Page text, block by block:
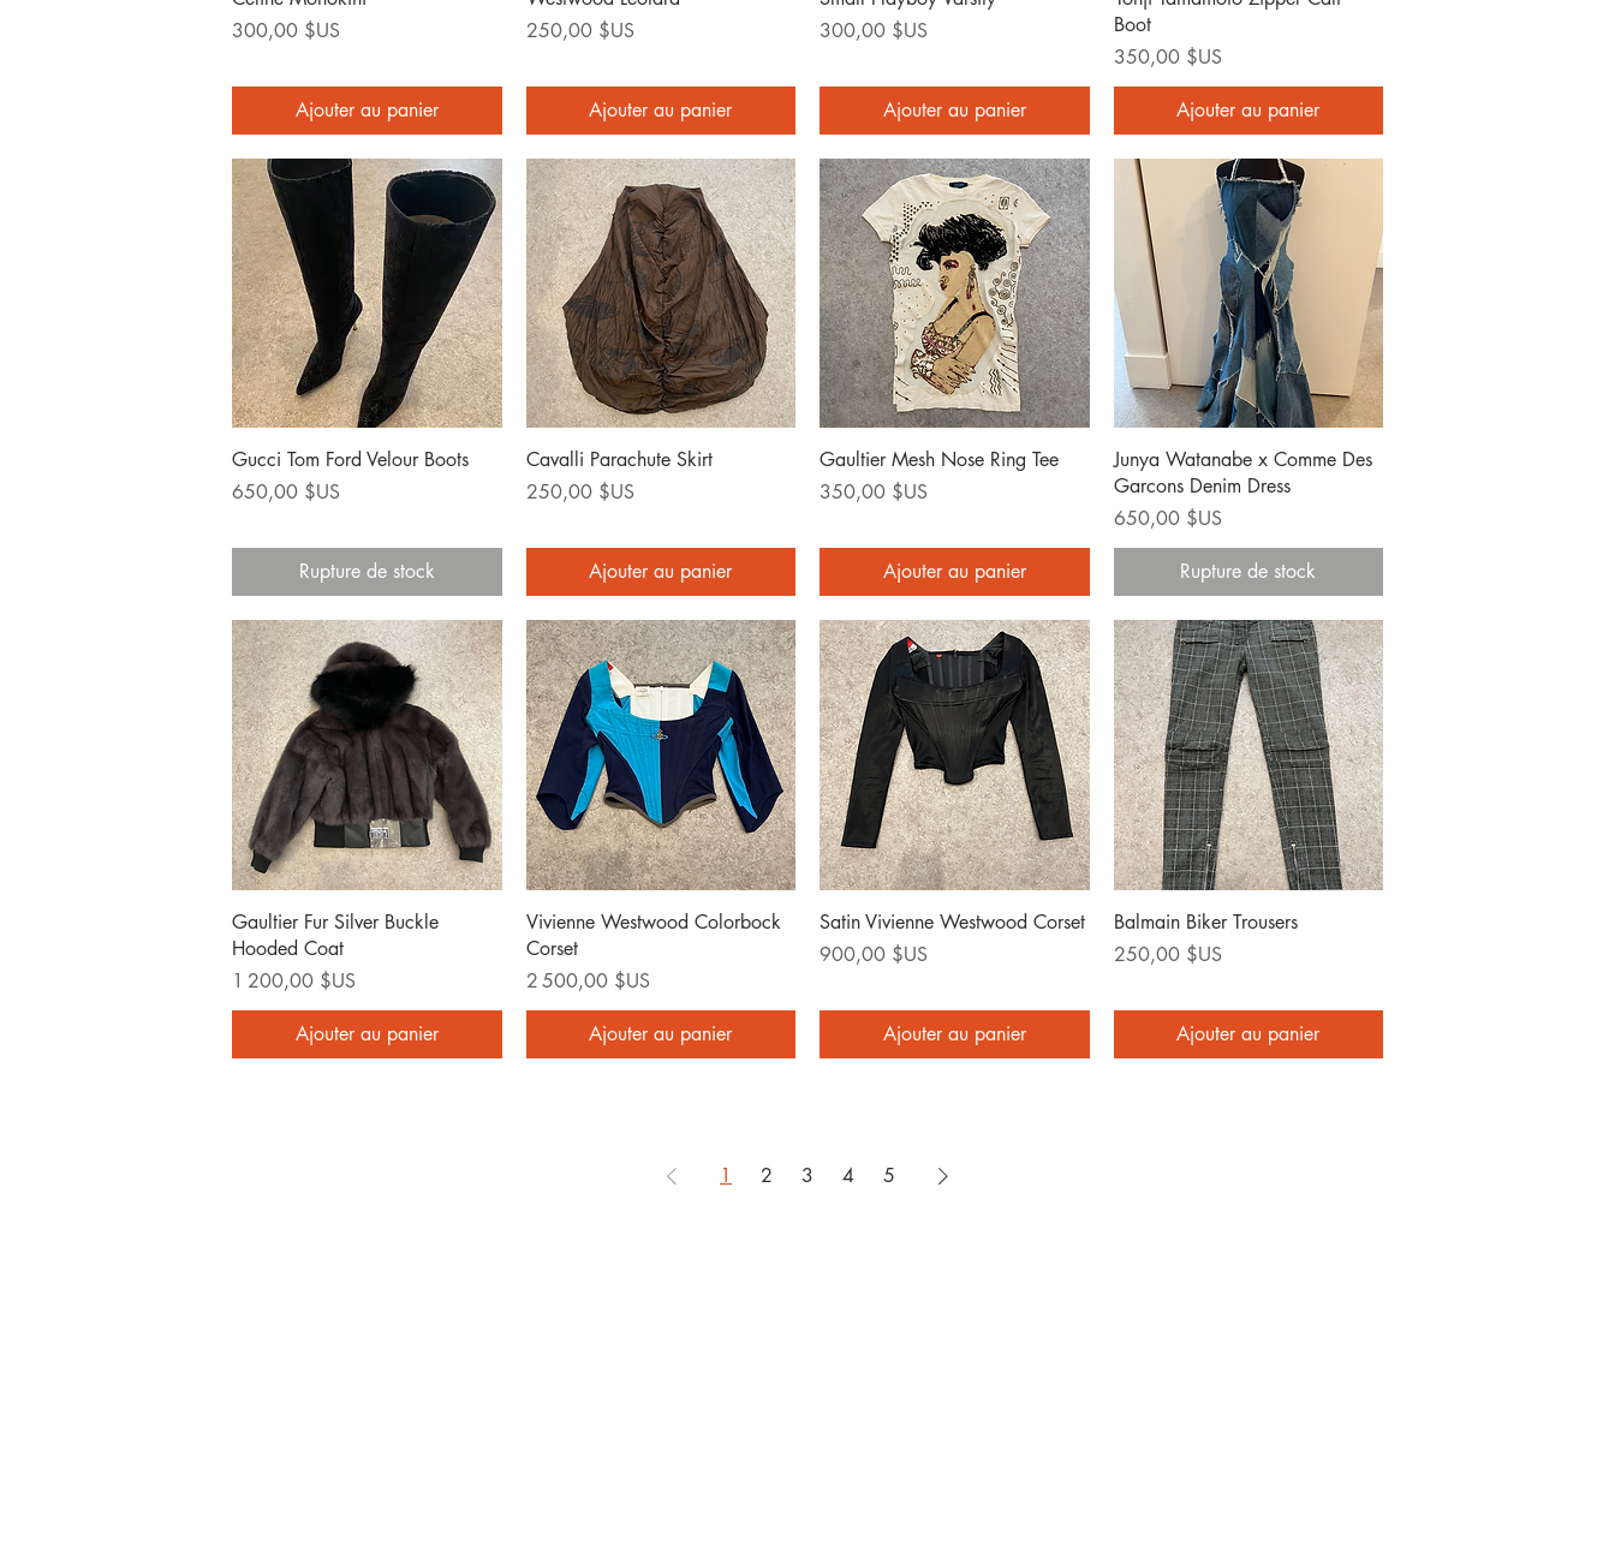
Prix
300,00 $US
Ajouter au panier
Prix
250,00 $US
Ajouter au panier
Prix
300,00 $US
Ajouter au panier
Boot
Prix
350,00 $US
Ajouter au panier
Aperçu rapide
Gucci Tom Ford Velour Boots
Prix
650,00 $US
Rupture de stock
Aperçu rapide
Cavalli Parachute Skirt
Prix
250,00 $US
Ajouter au panier
Aperçu rapide
Gaultier Mesh Nose Ring Tee
Prix
350,00 $US
Ajouter au panier
Aperçu rapide
Junya Watanabe x Comme Des
Garcons Denim Dress
Prix
650,00 $US
Rupture de stock
Aperçu rapide
Gaultier Fur Silver Buckle
Hooded Coat
Prix
1 200,00 $US
Ajouter au panier
Aperçu rapide
Vivienne Westwood Colorbock
Corset
Prix
2 500,00 $US
Ajouter au panier
Aperçu rapide
Satin Vivienne Westwood Corset
Prix
900,00 $US
Ajouter au panier
Aperçu rapide
Balmain Biker Trousers
Prix
250,00 $US
Ajouter au panier
1 2 3 4 5